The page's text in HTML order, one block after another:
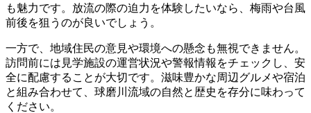
も魅力です。放流の際の迫力を体験したいなら、梅雨や台風
前後を狙うのが良いでしょう。
一方で、地域住民の意見や環境への懸念も無視できません。
訪問前には見学施設の運営状況や警報情報をチェックし、安
全に配慮することが大切です。滋味豊かな周辺グルメや宿泊
と組み合わせて、球磨川流域の自然と歴史を存分に味わって
ください。